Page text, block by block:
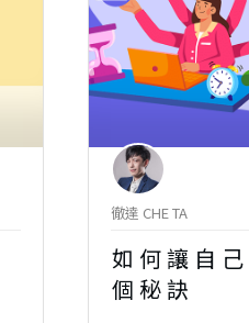
徹達 CHE TA
如何讓自
個秘訣